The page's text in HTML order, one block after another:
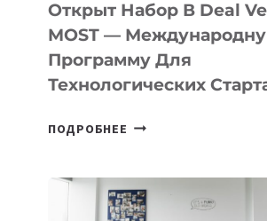
Открыт Набор В Deal
MOST —
Программу Для
Технологических
ПОДРОБНЕЕ ОТКРЫТ
DEAL
VELOCITY